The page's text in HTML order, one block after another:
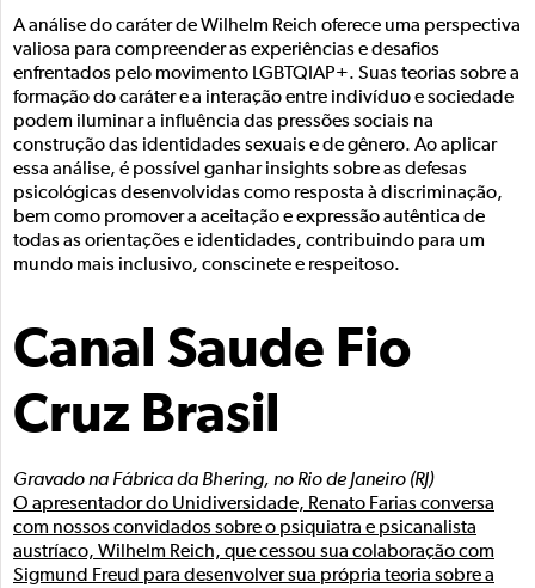
A análise do caráter de Wilhelm Reich oferece uma perspectiva
valiosa para compreender as experiências e desafios
enfrentados pelo movimento LGBTQIAP+. Suas teorias sobre a
formação do caráter e a interação entre indivíduo e sociedade
podem iluminar a influência das pressões sociais na
construção das identidades sexuais e de gênero. Ao aplicar
essa análise, é possível ganhar insights sobre as defesas
psicológicas desenvolvidas como resposta à discriminação,
bem como promover a aceitação e expressão autêntica de
todas as orientações e identidades, contribuindo para um
mundo mais inclusivo, conscinete e respeitoso.
Canal Saude Fio
Cruz Brasil
Gravado na Fábrica da Bhering, no Rio de Janeiro (RJ)
O apresentador do Unidiversidade, Renato Farias conversa
com nossos convidados sobre o psiquiatra e psicanalista
austríaco, Wilhelm Reich, que cessou sua colaboração com
Sigmund Freud para desenvolver sua própria teoria sobre a